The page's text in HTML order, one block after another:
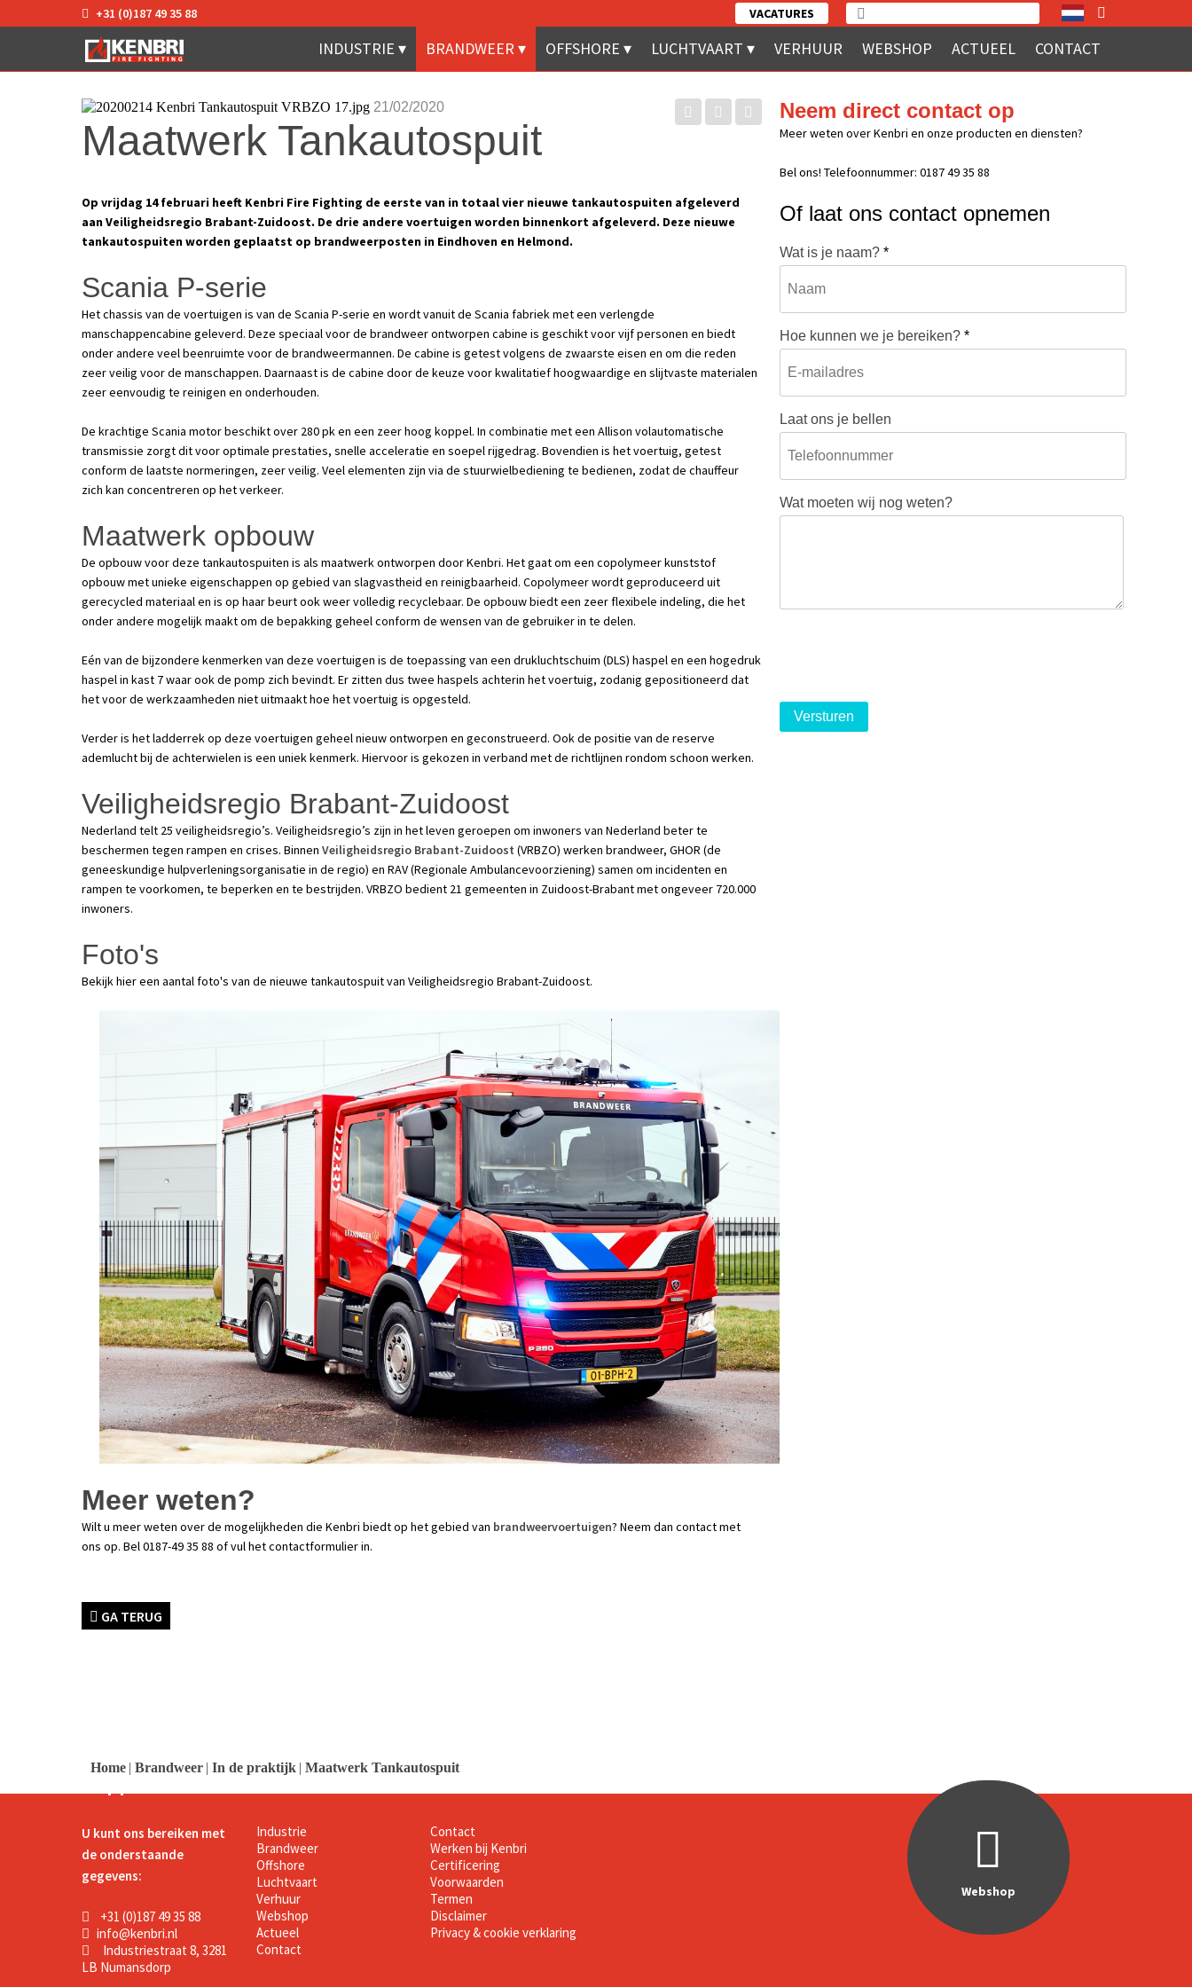
+31 (0)187 49 35 88 VACATURES
INDUSTRIE BRANDWEER OFFSHORE LUCHTVAART VERHUUR WEBSHOP ACTUEEL CONTACT
21/02/2020
Maatwerk Tankautospuit
Op vrijdag 14 februari heeft Kenbri Fire Fighting de eerste van in totaal vier nieuwe tankautospuiten afgeleverd
aan Veiligheidsregio Brabant-Zuidoost. De drie andere voertuigen worden binnenkort afgeleverd. Deze nieuwe
tankautospuiten worden geplaatst op brandweerposten in Eindhoven en Helmond.
Scania P-serie
Het chassis van de voertuigen is van de Scania P-serie en wordt vanuit de Scania fabriek met een verlengde
manschappencabine geleverd. Deze speciaal voor de brandweer ontworpen cabine is geschikt voor vijf personen en biedt
onder andere veel beenruimte voor de brandweermannen. De cabine is getest volgens de zwaarste eisen en om die reden
zeer veilig voor de manschappen. Daarnaast is de cabine door de keuze voor kwalitatief hoogwaardige en slijtvaste materialen
zeer eenvoudig te reinigen en onderhouden.
De krachtige Scania motor beschikt over 280 pk en een zeer hoog koppel. In combinatie met een Allison volautomatische
transmissie zorgt dit voor optimale prestaties, snelle acceleratie en soepel rijgedrag. Bovendien is het voertuig, getest
conform de laatste normeringen, zeer veilig. Veel elementen zijn via de stuurwielbediening te bedienen, zodat de chauffeur
zich kan concentreren op het verkeer.
Maatwerk opbouw
De opbouw voor deze tankautospuiten is als maatwerk ontworpen door Kenbri. Het gaat om een copolymeer kunststof
opbouw met unieke eigenschappen op gebied van slagvastheid en reinigbaarheid. Copolymeer wordt geproduceerd uit
gerecycled materiaal en is op haar beurt ook weer volledig recyclebaar. De opbouw biedt een zeer flexibele indeling, die het
onder andere mogelijk maakt om de bepakking geheel conform de wensen van de gebruiker in te delen.
Eén van de bijzondere kenmerken van deze voertuigen is de toepassing van een drukluchtschuim (DLS) haspel en een hogedruk
haspel in kast 7 waar ook de pomp zich bevindt. Er zitten dus twee haspels achterin het voertuig, zodanig gepositioneerd dat
het voor de werkzaamheden niet uitmaakt hoe het voertuig is opgesteld.
Verder is het ladderrek op deze voertuigen geheel nieuw ontworpen en geconstrueerd. Ook de positie van de reserve
ademlucht bij de achterwielen is een uniek kenmerk. Hiervoor is gekozen in verband met de richtlijnen rondom schoon werken.
Veiligheidsregio Brabant-Zuidoost
Nederland telt 25 veiligheidsregio’s. Veiligheidsregio’s zijn in het leven geroepen om inwoners van Nederland beter te
beschermen tegen rampen en crises. Binnen Veiligheidsregio Brabant-Zuidoost (VRBZO) werken brandweer, GHOR (de
geneeskundige hulpverleningsorganisatie in de regio) en RAV (Regionale Ambulancevoorziening) samen om incidenten en
rampen te voorkomen, te beperken en te bestrijden. VRBZO bedient 21 gemeenten in Zuidoost-Brabant met ongeveer 720.000
inwoners.
Foto's
Bekijk hier een aantal foto's van de nieuwe tankautospuit van Veiligheidsregio Brabant-Zuidoost.
Meer weten?
Wilt u meer weten over de mogelijkheden die Kenbri biedt op het gebied van brandweervoertuigen? Neem dan contact met
ons op. Bel 0187-49 35 88 of vul het contactformulier in.
GA TERUG
Neem direct contact op
Meer weten over Kenbri en onze producten en diensten?
Bel ons! Telefoonnummer: 0187 49 35 88
Of laat ons contact opnemen
Wat is je naam? *
Hoe kunnen we je bereiken? *
Laat ons je bellen
Wat moeten wij nog weten?
Home | Brandweer | In de praktijk | Maatwerk Tankautospuit
Support
U kunt ons bereiken met
de onderstaande
gegevens:
+31 (0)187 49 35 88
info@kenbri.nl
Industriestraat 8, 3281
LB Numansdorp
Kenbri
Industrie
Brandweer
Offshore
Luchtvaart
Verhuur
Webshop
Actueel
Contact
Informatie
Contact
Werken bij Kenbri
Certificering
Voorwaarden
Termen
Disclaimer
Privacy & cookie verklaring
Webshop